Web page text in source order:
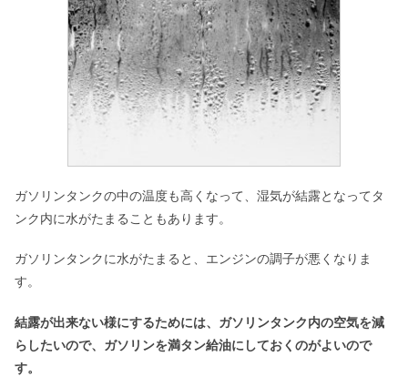
ガソリンタンクの中の温度も高くなって、湿気が結露となってタ
ンク内に水がたまることもあります。
ガソリンタンクに水がたまると、エンジンの調子が悪くなりま
す。
結露が出来ない様にするためには、ガソリンタンク内の空気を減
らしたいので、ガソリンを満タン給油にしておくのがよいので
す。